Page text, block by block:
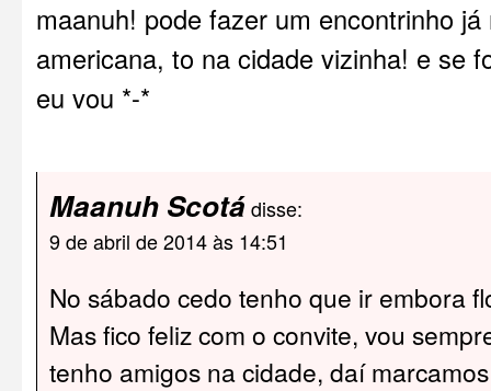
maanuh! pode fazer um encontrinho
americana, to na cidade vizinha! e se
eu vou *-*
Maanuh Scotádisse:
9 de abril de 2014 às 14:51
No sábado cedo tenho que ir embora
Mas fico feliz com o convite, vou
tenho amigos na cidade, daí